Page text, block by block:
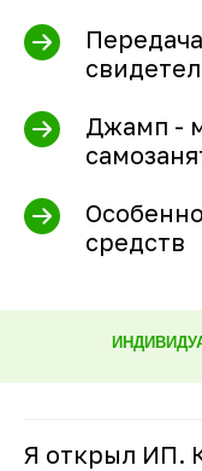
Джамп -
средств
Я открыл ИП.